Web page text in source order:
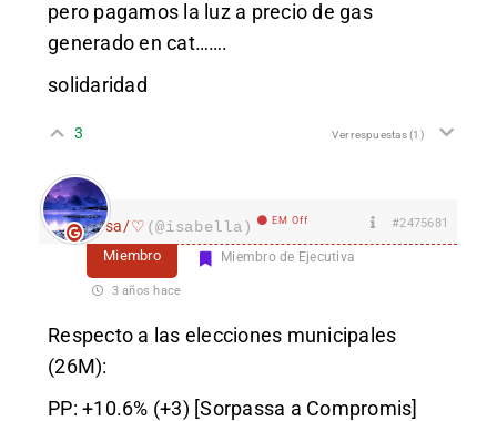
pero pagamos la luz a precio de gas
generado en cat…….
solidaridad
3 Ver respuestas(1)
Isa/♡ (@isabella) EM Off #2475681
Miembro Miembro de Ejecutiva
3 años hace
Respecto a las elecciones municipales
(26M):
PP: +10.6% (+3) [Sorpassa a Compromis]